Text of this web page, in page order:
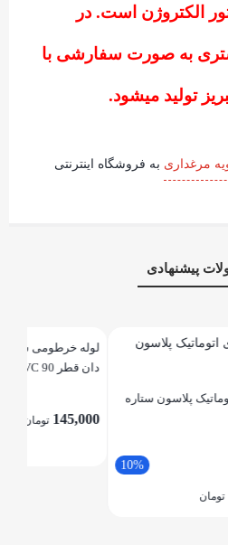
الکتروژن است. در
به صورت سفارشی با
تولید میشود.
مرغداری به فروشگاه اینترنتی
پیشنهادی
لوله خرطومی سه راهی تخلیه
145,000 تومان